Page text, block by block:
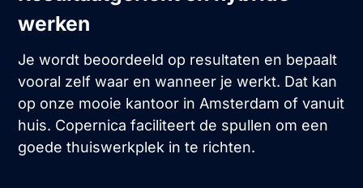
werken
Je wordt beoordeeld op resultaten en bepaalt
vooral zelf waar en wanneer je werkt. Dat kan
op onze mooie kantoor in Amsterdam of vanuit
huis. Copernica faciliteert de spullen om een
goede thuiswerkplek in te richten.